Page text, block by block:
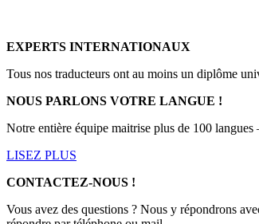
EXPERTS INTERNATIONAUX
Tous nos traducteurs ont au moins un diplôme
NOUS PARLONS VOTRE LANGUE !
Notre entière équipe maitrise plus de 100
LISEZ PLUS
CONTACTEZ-NOUS !
Vous avez des questions ? Nous y répondrons